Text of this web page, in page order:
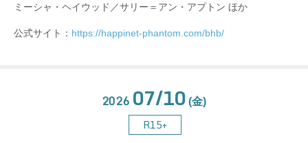
ミーシャ・ヘイウッド／サリー＝アン・アプトン ほか
公式サイト： https://happinet-phantom.com/bhb/
2026 07/10 (金)
R15+